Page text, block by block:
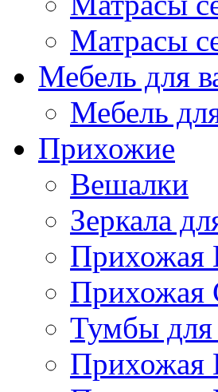
Матрасы
Мебель для
Мебель
Прихожие
Вешалки
Зеркала
Прихожая
Прихожая
Тумбы для
Прихожая